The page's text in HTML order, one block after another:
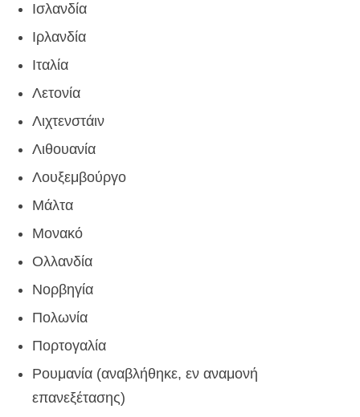
Ισλανδία
Ιρλανδία
Ιταλία
Λετονία
Λιχτενστάιν
Λιθουανία
Λουξεμβούργο
Μάλτα
Μονακό
Ολλανδία
Νορβηγία
Πολωνία
Πορτογαλία
Ρουμανία (αναβλήθηκε, εν αναμονή
επανεξέτασης)